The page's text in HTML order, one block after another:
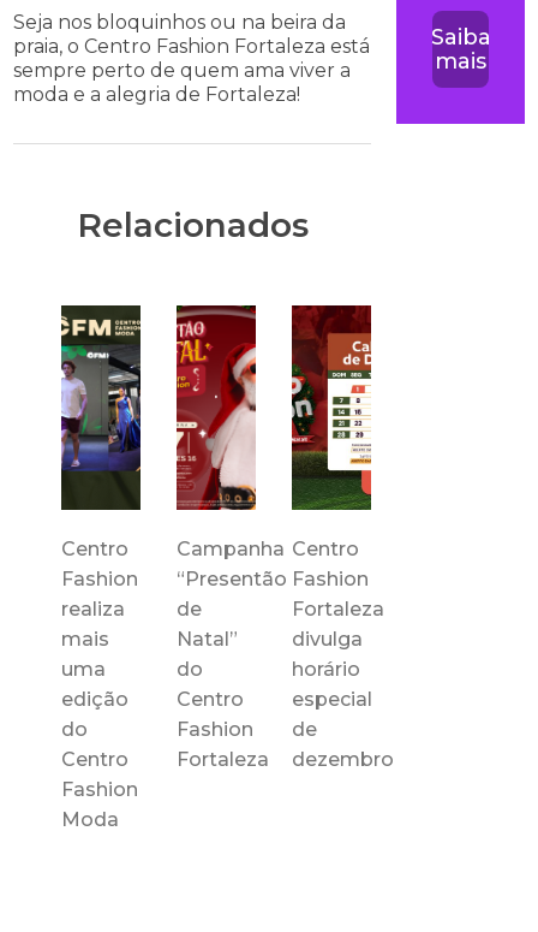
Seja nos bloquinhos ou na beira da
praia, o Centro Fashion Fortaleza está
sempre perto de quem ama viver a
moda e a alegria de Fortaleza!
Relacionados
Centro
Fashion
realiza
mais
uma
edição
do
Centro
Fashion
Moda
Campanha
“Presentão
de
Natal”
do
Centro
Fashion
Fortaleza
Centro
Fashion
Fortaleza
divulga
horário
especial
de
dezembro
Saiba
mais